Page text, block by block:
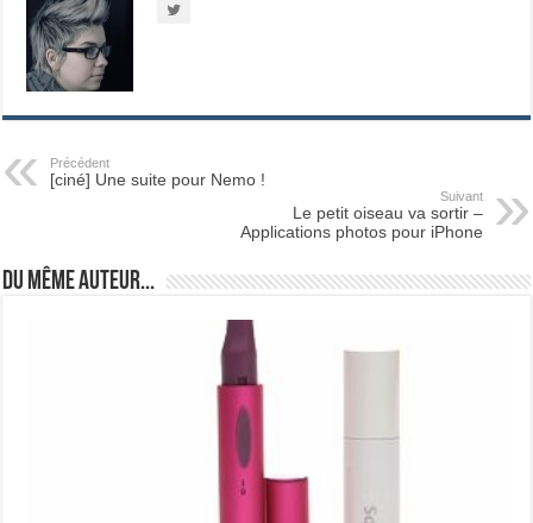
Précédent
[ciné] Une suite pour Nemo !
Suivant
Le petit oiseau va sortir –
Applications photos pour iPhone
Du même auteur...